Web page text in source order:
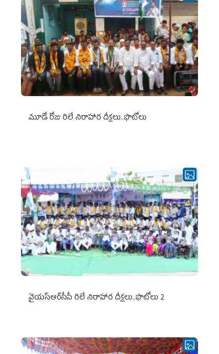
మూడో రోజు రిలే నిరాహార దీక్షలు..ఫొటోలు
వైయ‌స్ఆర్‌సీపీ రిలే నిరాహార దీక్షలు..ఫొటోలు 2